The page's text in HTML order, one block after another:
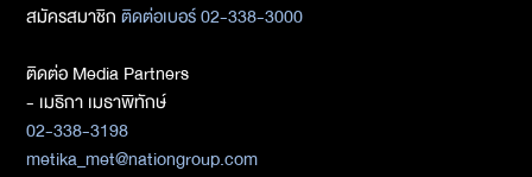
สมัครสมาชิกติดต่อเบอร์ 02-338-3000
ติดต่อ Media Partners
- เมธิกา เมธาพิทักษ์
02-338-3198
metika_met@nationgroup.com